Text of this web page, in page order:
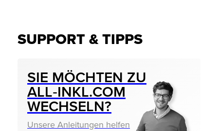
SUPPORT & TIPPS
SIE MÖCHTEN ZU
ALL‑INKL.COM
WECHSELN?
Unsere Anleitungen helfen